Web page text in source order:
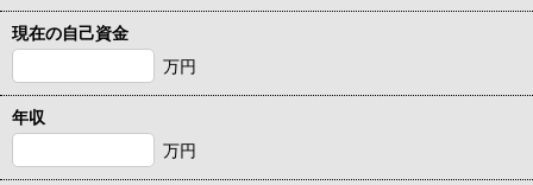
現在の自己資金
万円
年収
万円